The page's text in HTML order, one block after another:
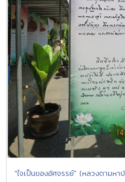
"ใจเป็นของอัศจรรย์" (หลวงตามห